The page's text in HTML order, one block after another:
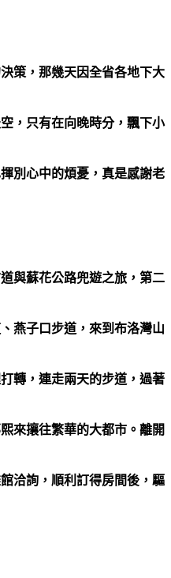
策，那幾天因全省各地下大
，只有在向晚時分，飄下小
別心中的煩憂 ，真是感謝老
與蘇花公路兜遊之旅，第二
、燕子口步道 ，來到布洛灣山
轉，連走兩天的步道，過著
來攘往繁華的大都市。離開
洽詢，順利訂得房間後，驅